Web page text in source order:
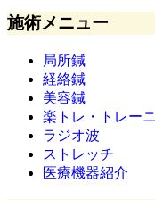
施術メニュー
局所鍼
経絡鍼
美容鍼
楽トレ・トレー
ラジオ波
ストレッチ
医療機器紹介